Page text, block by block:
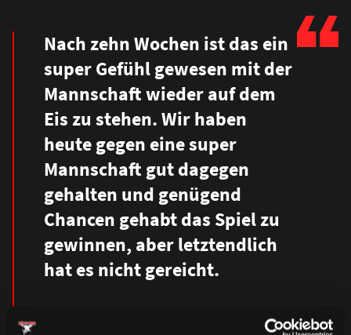
Nach zehn Wochen ist das ein
super Gefühl gewesen mit der
Mannschaft wieder auf dem
Eis zu stehen. Wir haben
heute gegen eine super
Mannschaft gut dagegen
gehalten und genügend
Chancen gehabt das Spiel zu
gewinnen, aber letztendlich
hat es nicht gereicht.